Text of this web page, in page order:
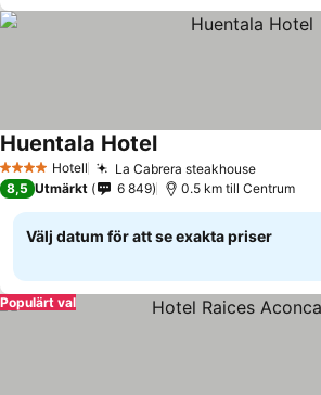
4 StjärnorHotell La Cabrera steakhouseSe priser
Huentala HotelSe priser
8,5 Utmärkt 6 849 0.5 km till Centrum
Välj datum för att se exakta priser
Populärt val